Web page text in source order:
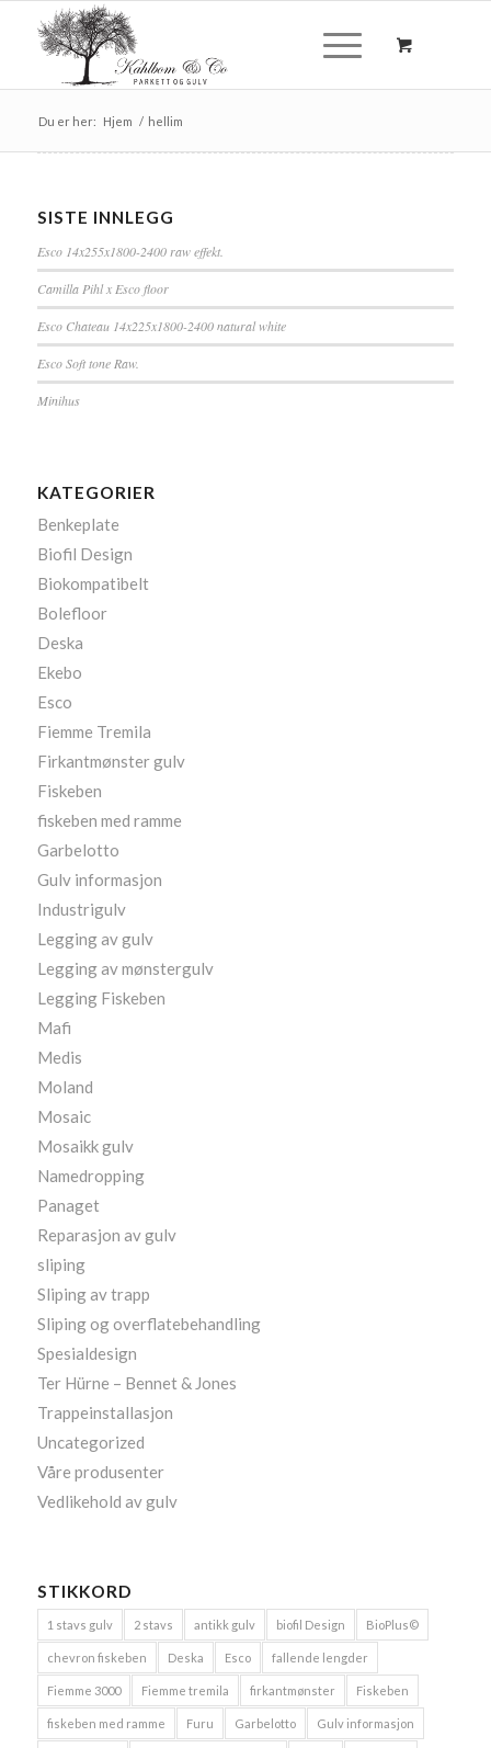
Du er her: Hjem / hellim
SISTE INNLEGG
Esco 14x255x1800-2400 raw effekt.
Camilla Pihl x Esco floor
Esco Chateau 14x225x1800-2400 natural white
Esco Soft tone Raw.
Minihus
KATEGORIER
Benkeplate
Biofil Design
Biokompatibelt
Bolefloor
Deska
Ekebo
Esco
Fiemme Tremila
Firkantmønster gulv
Fiskeben
fiskeben med ramme
Garbelotto
Gulv informasjon
Industrigulv
Legging av gulv
Legging av mønstergulv
Legging Fiskeben
Mafi
Medis
Moland
Mosaic
Mosaikk gulv
Namedropping
Panaget
Reparasjon av gulv
sliping
Sliping av trapp
Sliping og overflatebehandling
Spesialdesign
Ter Hürne – Bennet & Jones
Trappeinstallasjon
Uncategorized
Våre produsenter
Vedlikehold av gulv
STIKKORD
1 stavs gulv 2 stavs antikk gulv biofil Design BioPlus©
chevron fiskeben Deska Esco fallende lengder
Fiemme 3000 Fiemme tremila firkantmønster Fiskeben
fiskeben med ramme Furu Garbelotto Gulv informasjon